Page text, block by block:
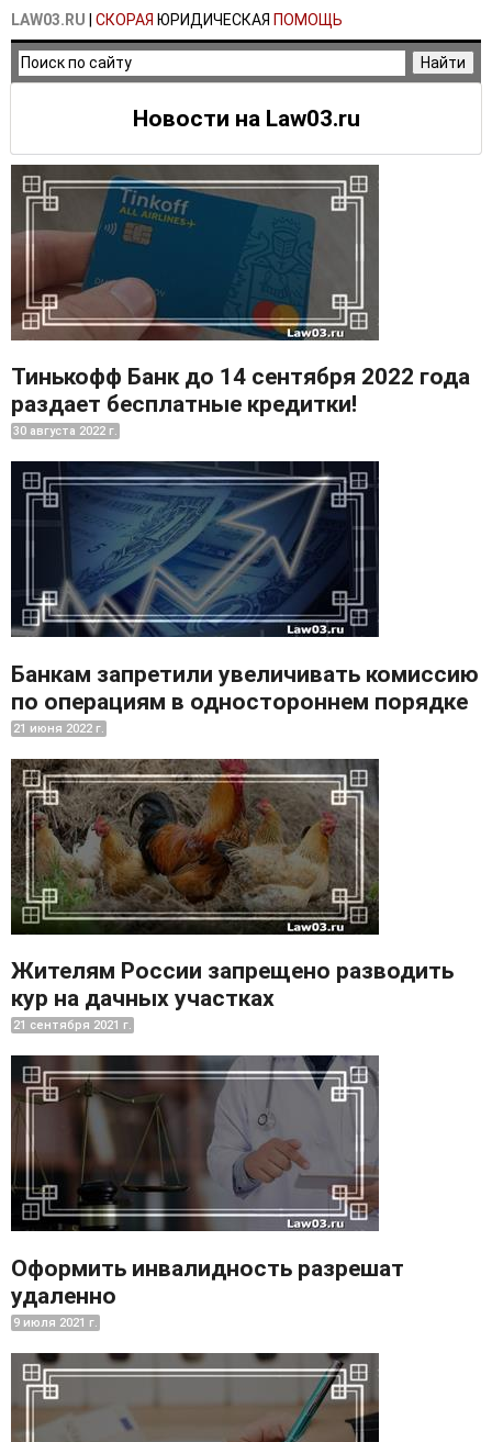
LAW03.RU СКОРАЯ ЮРИДИЧЕСКАЯ ПОМОЩЬ
Новости на Law03.ru
Тинькофф Банк до 14 сентября 2022 года
раздает бесплатные кредитки!
30 августа 2022 г.
Банкам запретили увеличивать комиссию
по операциям в одностороннем порядке
21 июня 2022 г.
Жителям России запрещено разводить
кур на дачных участках
21 сентября 2021 г.
Оформить инвалидность разрешат
удаленно
9 июля 2021 г.